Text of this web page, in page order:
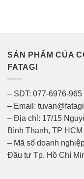
SẢN PHẨM CỦA
FATAGI
– SDT: 077-6976-965
– Email:
– Địa chỉ: 17/15
Bình Thạnh, TP HCM
– Mã số doanh
Đầu tư Tp. Hồ Chí